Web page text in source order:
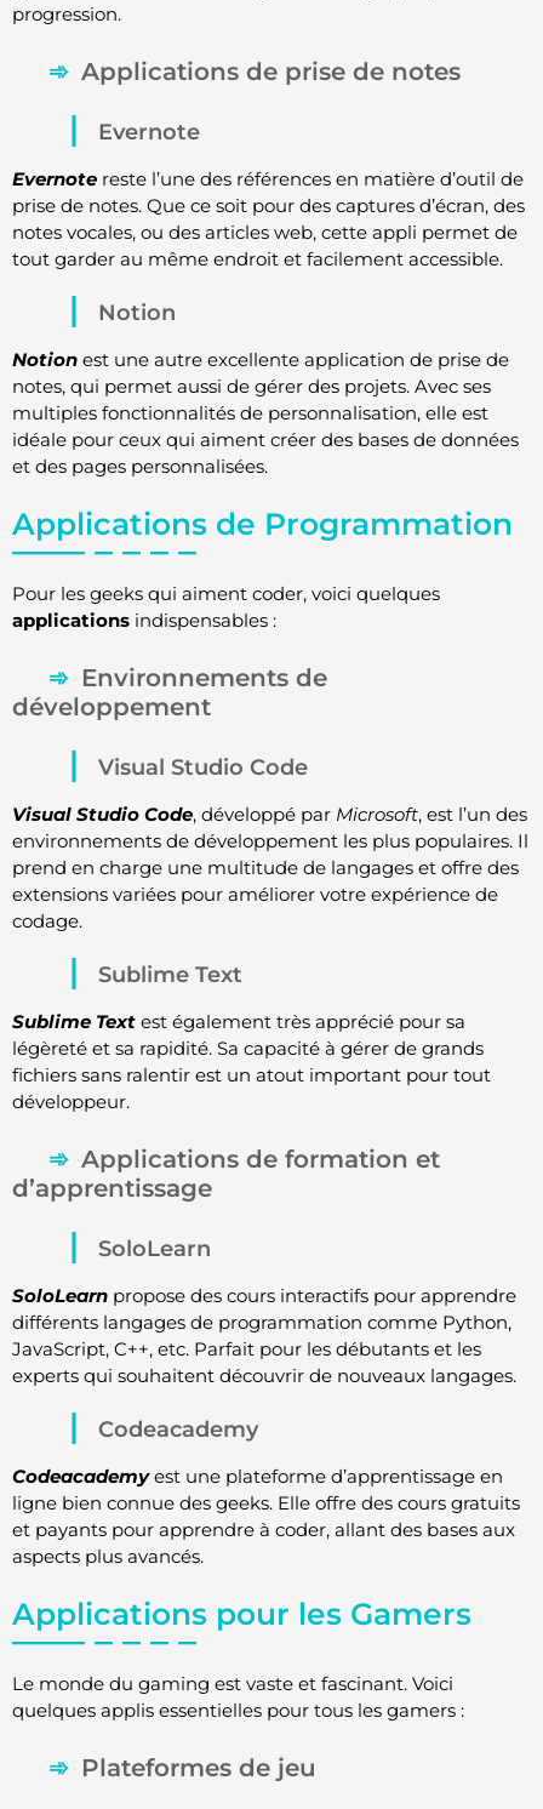
progression.
Applications de prise de notes
Evernote
Evernote reste l’une des références en matière d’outil de
prise de notes. Que ce soit pour des captures d’écran, des
notes vocales, ou des articles web, cette appli permet de
tout garder au même endroit et facilement accessible.
Notion
Notion est une autre excellente application de prise de
notes, qui permet aussi de gérer des projets. Avec ses
multiples fonctionnalités de personnalisation, elle est
idéale pour ceux qui aiment créer des bases de données
et des pages personnalisées.
Applications de Programmation
Pour les geeks qui aiment coder, voici quelques
applications indispensables :
Environnements de
développement
Visual Studio Code
Visual Studio Code, développé par Microsoft, est l’un des
environnements de développement les plus populaires. Il
prend en charge une multitude de langages et offre des
extensions variées pour améliorer votre expérience de
codage.
Sublime Text
Sublime Text est également très apprécié pour sa
légèreté et sa rapidité. Sa capacité à gérer de grands
fichiers sans ralentir est un atout important pour tout
développeur.
Applications de formation et
d’apprentissage
SoloLearn
SoloLearn propose des cours interactifs pour apprendre
différents langages de programmation comme Python,
JavaScript, C++, etc. Parfait pour les débutants et les
experts qui souhaitent découvrir de nouveaux langages.
Codeacademy
Codeacademyest une plateforme d’apprentissage en
ligne bien connue des geeks. Elle offre des cours gratuits
et payants pour apprendre à coder, allant des bases aux
aspects plus avancés.
Applications pour les Gamers
Le monde du gaming est vaste et fascinant. Voici
quelques applis essentielles pour tous les gamers :
Plateformes de jeu